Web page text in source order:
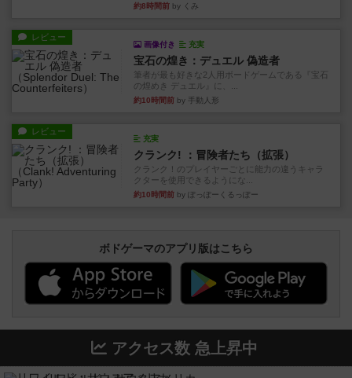
約8時間前 by くみ
レビュー
画像付き 充実
宝石の煌き：デュエル 偽造者
筆者が最も好きな2人用ボードゲームである『宝石
の煌めき デュエル』に、...
約10時間前 by 手動人形
レビュー
充実
クランク! ：冒険者たち（拡張）
クランク！のプレイヤーごとに能力の違うキャラ
クターを使用できるようにな...
約10時間前 by ぽっぽーくるっぽー
ボドゲーマのアプリ版はこちら
アクセス数 急上昇中